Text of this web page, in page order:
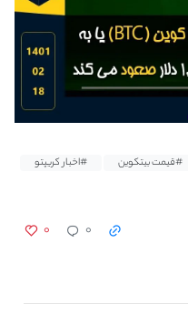
#قیمت بیتکوین
#اخبار کریپتو
۰ ۰